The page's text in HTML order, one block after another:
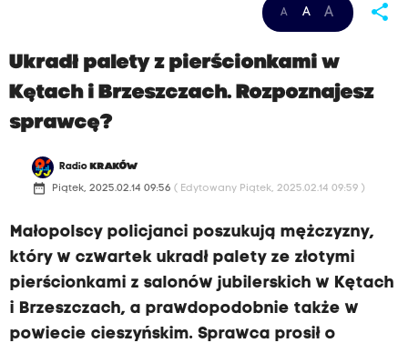
A A A share
Ukradł palety z pierścionkami w
Kętach i Brzeszczach. Rozpoznajesz
sprawcę?
Radio KRAKÓW
date_range Piątek, 2025.02.14 09:56 ( Edytowany Piątek, 2025.02.14 09:59 )
Małopolscy policjanci poszukują mężczyzny,
który w czwartek ukradł palety ze złotymi
pierścionkami z salonów jubilerskich w Kętach
i Brzeszczach, a prawdopodobnie także w
powiecie cieszyńskim. Sprawca prosił o